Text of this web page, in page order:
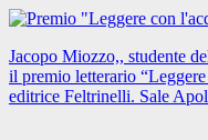
Jacopo Miozzo,, studente
il premio letterario
editrice Feltrinelli. Sale